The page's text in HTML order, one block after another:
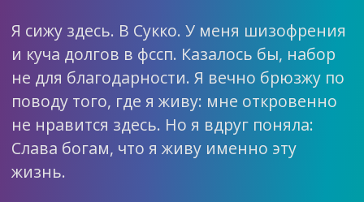
Я сижу здесь. В Сукко. У меня шизофрения
и куча долгов в фссп. Казалось бы, набор
не для благодарности. Я вечно брюзжу по
поводу того, где я живу: мне откровенно
не нравится здесь. Но я вдруг поняла:
Слава богам, что я живу именно эту
жизнь.